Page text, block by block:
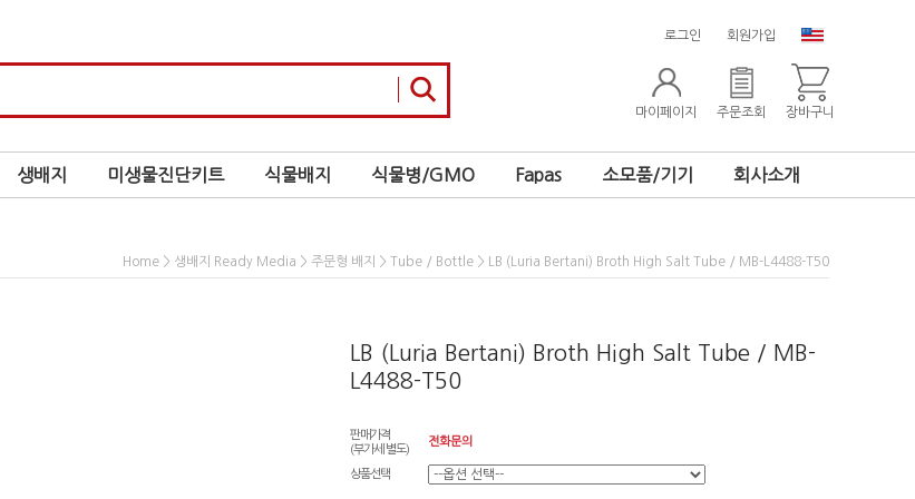
로그인 회원가입
마이페이지 주문조회 장바구니
생배지 미생물진단키트 식물배지 식물병/GMO Fapas 소모품/기기 회사소개
Home > 생배지 Ready Media > 주문형 배지 > Tube / Bottle > LB (Luria Bertani) Broth High Salt Tube / MB-L4488-T50
LB (Luria Bertani) Broth High Salt Tube / MB-
L4488-T50
판매가격
(부가세 별도)
전화문의
상품선택